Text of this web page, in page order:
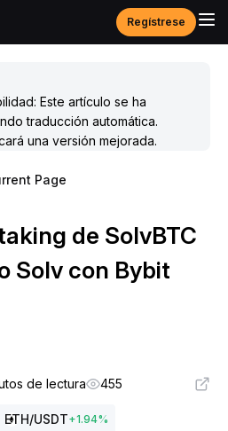
Regístrese
Este artículo se ha
traducción automática.
una versión mejorada.
Page
de SolvBTC
Solv con Bybit
de lectura 455
ETH/USDT+1.94%